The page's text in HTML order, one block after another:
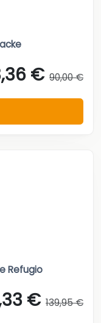
€ 90,00 €
Refugio
€ 139,95 €